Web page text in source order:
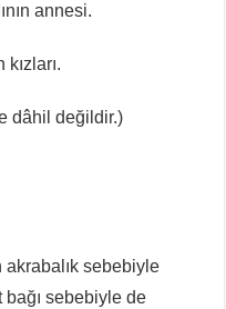
annesi.
dâhil değildir.)
akrabalık sebebiyle
sebebiyle de